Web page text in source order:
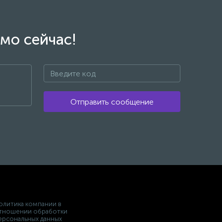
сейчас!
Отправить сообщение
компании в
обработки
данных